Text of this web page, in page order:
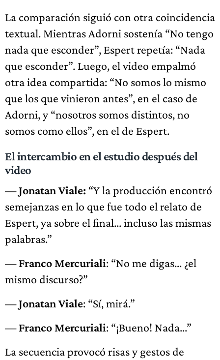
La comparación siguió con otra coincidencia
textual. Mientras Adorni sostenía “No tengo
nada que esconder”, Espert repetía: “Nada
que esconder”. Luego, el video empalmó
otra idea compartida: “No somos lo mismo
que los que vinieron antes”, en el caso de
Adorni, y “nosotros somos distintos, no
somos como ellos”, en el de Espert.
El intercambio en el estudio después del
video
—Jonatan Viale: “Y la producción encontró
semejanzas en lo que fue todo el relato de
Espert, ya sobre el final... incluso las mismas
palabras.”
—Franco Mercuriali: “No me digas... ¿el
mismo discurso?”
—Jonatan Viale: “Sí, mirá.”
—Franco Mercuriali: “¡Bueno! Nada...”
La secuencia provocó risas y gestos de